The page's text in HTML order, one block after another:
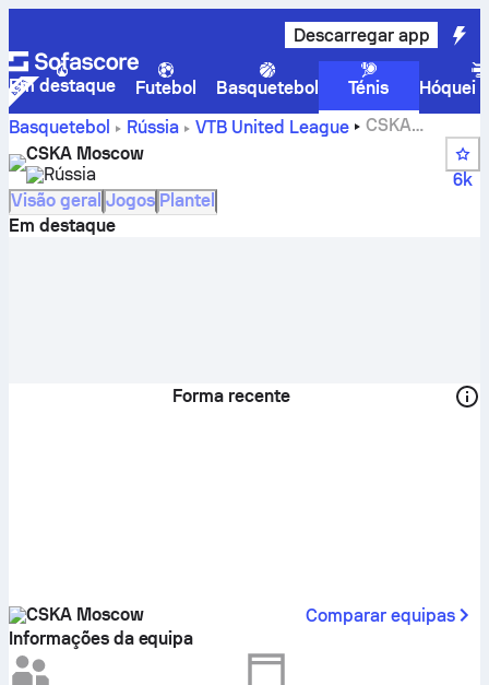
Descarregar app
Em destaque Futebol Basquetebol Ténis
Hóquei
Basquetebol
Rússia VTB United League
CSKA
Moscovo – resultados, classificação, calendário e
jogadores
CSKA Moscow
Rússia
6k
Visão geral Jogos Plantel
Em destaque
Forma recente
CSKA Moscow
Comparar equipas
Informações da equipa